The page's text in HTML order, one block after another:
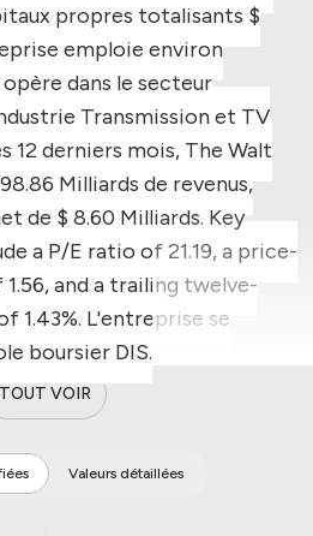
propres totalisants $
emploie environ
dans le secteur
Transmission et TV
12 derniers mois, The Walt
Milliards de revenus,
de $ 8.60 Milliards. Key
a P/E ratio of 21.19, a price-
and a trailing twelve-
1.43%. L'entreprise se
boursier DIS.
TOUT VOIR
Valeurs détaillées